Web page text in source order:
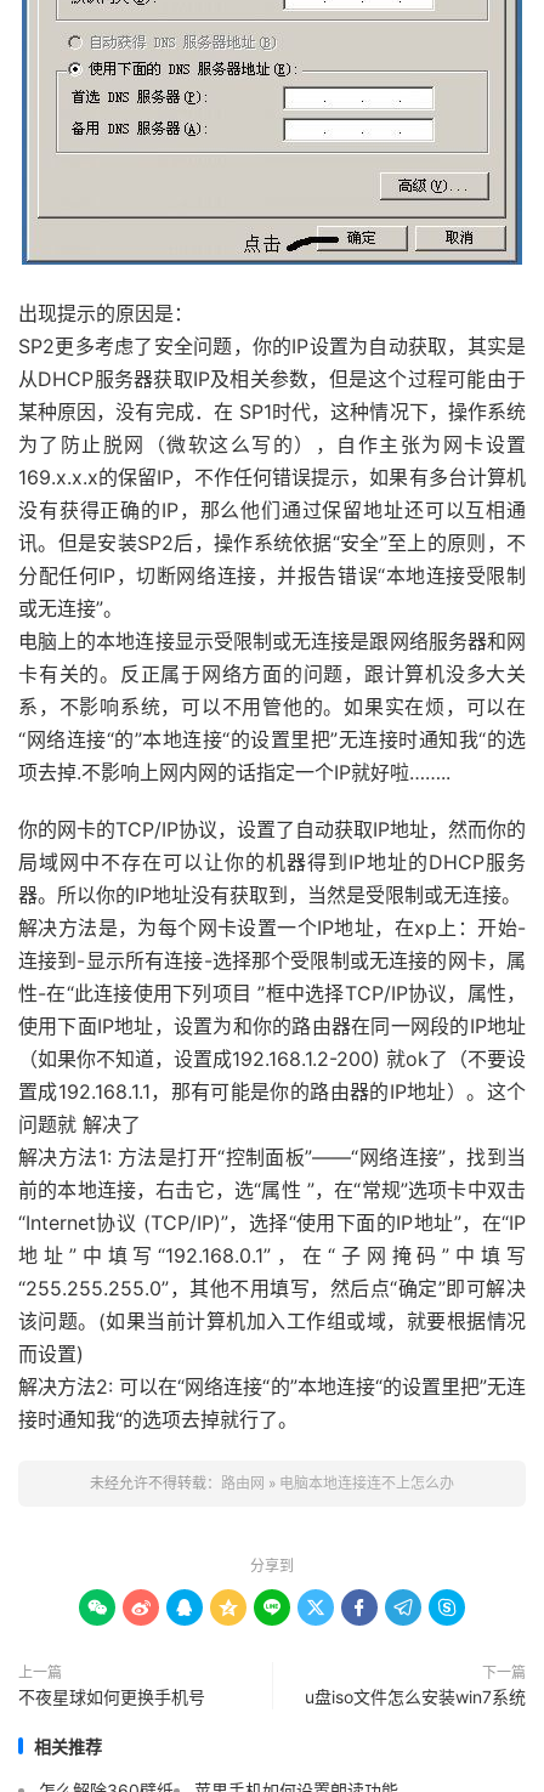
出现提示的原因是：
SP2更多考虑了安全问题，你的IP设置为自动获取，其实是
从DHCP服务器获取IP及相关参数，但是这个过程可能由于
某种原因，没有完成．在 SP1时代，这种情况下，操作系统
为了防止脱网（微软这么写的），自作主张为网卡设置
169.x.x.x的保留IP，不作任何错误提示，如果有多台计算机
没有获得正确的IP，那么他们通过保留地址还可以互相通
讯。但是安装SP2后，操作系统依据“安全”至上的原则，不
分配任何IP，切断网络连接，并报告错误“本地连接受限制
或无连接”。
电脑上的本地连接显示受限制或无连接是跟网络服务器和网
卡有关的。反正属于网络方面的问题，跟计算机没多大关
系，不影响系统，可以不用管他的。如果实在烦，可以在
“网络连接“的”本地连接“的设置里把”无连接时通知我“的选
项去掉.不影响上网内网的话指定一个IP就好啦……..
你的网卡的TCP/IP协议，设置了自动获取IP地址，然而你的
局域网中不存在可以让你的机器得到IP地址的DHCP服务
器。所以你的IP地址没有获取到，当然是受限制或无连接。
解决方法是，为每个网卡设置一个IP地址，在xp上：开始-
连接到-显示所有连接-选择那个受限制或无连接的网卡，属
性-在“此连接使用下列项目 ”框中选择TCP/IP协议，属性，
使用下面IP地址，设置为和你的路由器在同一网段的IP地址
（如果你不知道，设置成192.168.1.2-200) 就ok了（不要设
置成192.168.1.1，那有可能是你的路由器的IP地址）。这个
问题就 解决了
解决方法1: 方法是打开“控制面板”——“网络连接”，找到当
前的本地连接，右击它，选“属性 ”，在“常规”选项卡中双击
“Internet协议 (TCP/IP)”，选择“使用下面的IP地址”，在“IP
地址”中填写“192.168.0.1”，在“子网掩码”中填写
“255.255.255.0”，其他不用填写，然后点“确定”即可解决
该问题。(如果当前计算机加入工作组或域，就要根据情况
而设置)
解决方法2: 可以在“网络连接“的”本地连接“的设置里把”无连
接时通知我“的选项去掉就行了。
未经允许不得转载： 路由网 » 电脑本地连接连不上怎么办
分享到
        
上一篇
不夜星球如何更换手机号
下一篇
u盘iso文件怎么安装win7系统
相关推荐